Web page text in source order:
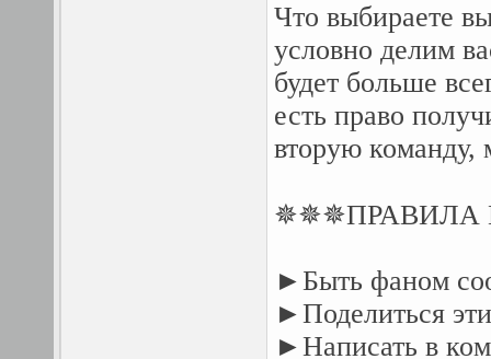
Что выбираете
условно делим
будет больше
есть право
вторую команду,
✵✵✵ПРАВИЛА
►Быть фаном
►Поделиться
►Написать в